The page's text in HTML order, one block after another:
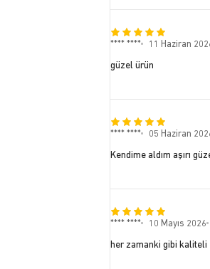
**** **** 11 Haziran
güzel ürün
**** **** 05 Haziran
Kendime aldım aşırı
**** **** 10 Mayıs 2026
her zamanki gibi kaliteli